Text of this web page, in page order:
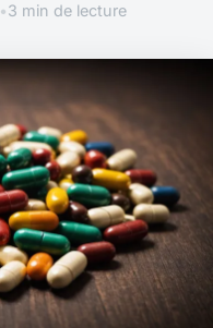
•3 min de lecture